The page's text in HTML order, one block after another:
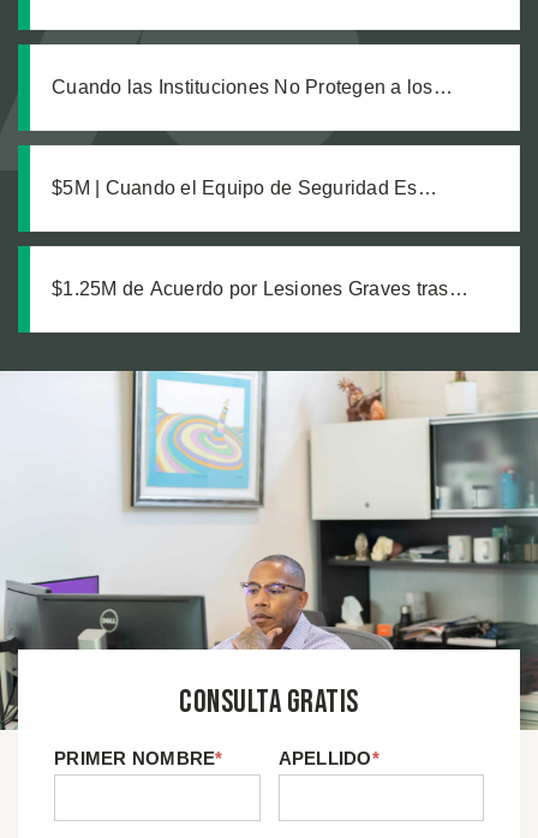
Cuando las Instituciones No Protegen a los
$5M | Cuando el Equipo de Seguridad Es
$1.25M de Acuerdo por Lesiones Graves tras
Consulta Gratis
PRIMER NOMBRE* APELLIDO*